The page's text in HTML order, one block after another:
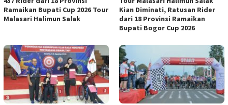
Ramaikan Bupati Cup 2026 Tour
Malasari Halimun Salak
Kian Diminati, Ratusan Rider
dari 18 Provinsi Ramaikan
Bupati Bogor Cup 2026